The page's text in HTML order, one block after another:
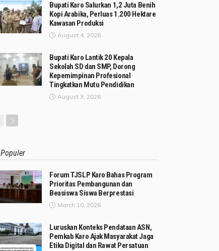
Bupati Karo Salurkan 1,2 Juta Benih
Kopi Arabika, Perluas 1.200 Hektare
Kawasan Produksi
August 4, 2026
Bupati Karo Lantik 20 Kepala
Sekolah SD dan SMP, Dorong
Kepemimpinan Profesional
Tingkatkan Mutu Pendidikan
August 3, 2026
Populer
Forum TJSLP Karo Bahas Program
Prioritas Pembangunan dan
Beasiswa Siswa Berprestasi
March 10, 2026
Luruskan Konteks Pendataan ASN,
Pemkab Karo Ajak Masyarakat Jaga
Etika Digital dan Rawat Persatuan